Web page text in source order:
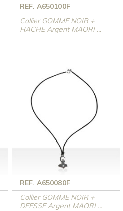
REF. A650100F
Collier GOMME NOIR +
HACHE Argent MAORI ...
REF. A650080F
Collier GOMME NOIR +
DEESSE Argent MAORI ...